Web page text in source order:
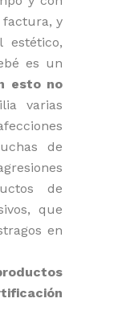
y
es un
esto no
varias
de
de
que
en